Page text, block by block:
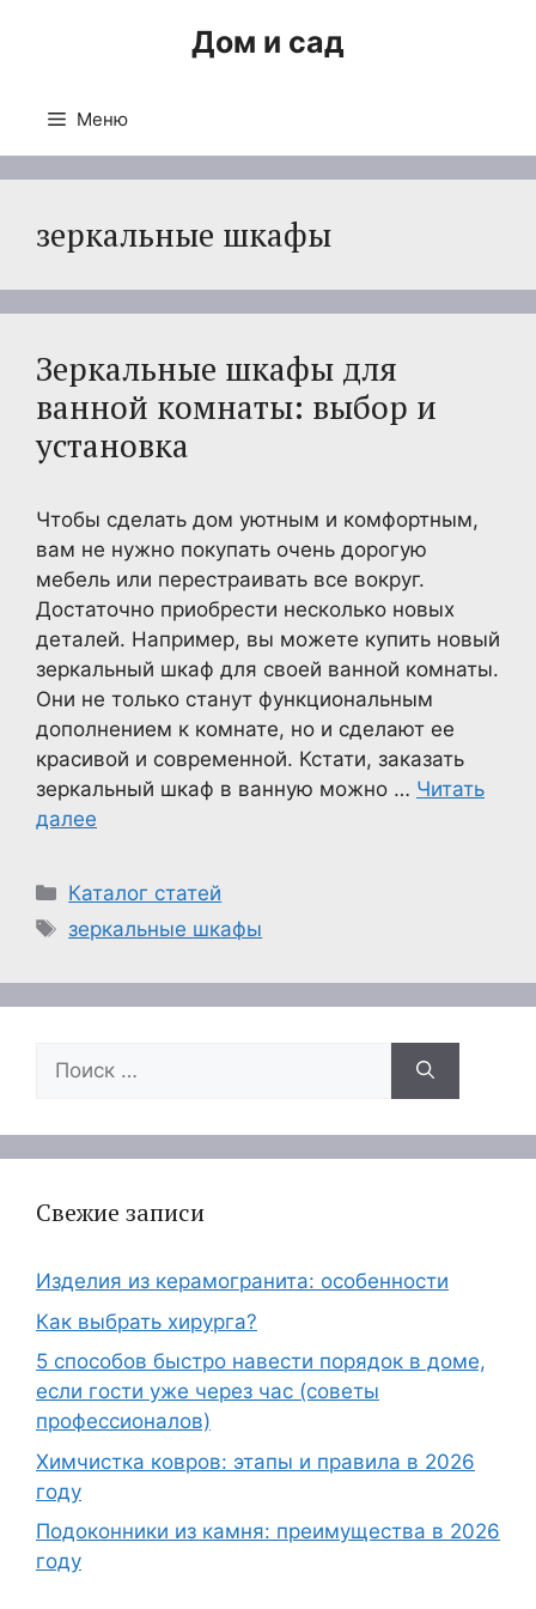
Дом и сад
Меню
зеркальные шкафы
Зеркальные шкафы для
ванной комнаты: выбор и
установка
Чтобы сделать дом уютным и комфортным,
вам не нужно покупать очень дорогую
мебель или перестраивать все вокруг.
Достаточно приобрести несколько новых
деталей. Например, вы можете купить новый
зеркальный шкаф для своей ванной комнаты.
Они не только станут функциональным
дополнением к комнате, но и сделают ее
красивой и современной. Кстати, заказать
зеркальный шкаф в ванную можно … Читать
далее
Рубрики
Каталог статей
Метки
зеркальные шкафы
Поиск:
Свежие записи
Изделия из керамогранита: особенности
Как выбрать хирурга?
5 способов быстро навести порядок в доме,
если гости уже через час (советы
профессионалов)
Химчистка ковров: этапы и правила в 2026
году
Подоконники из камня: преимущества в 2026
году